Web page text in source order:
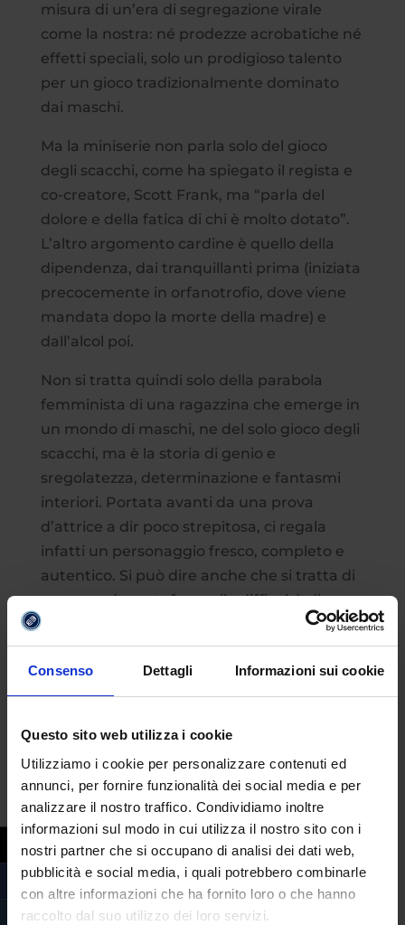
Consenso Dettagli Informazioni sui cookie
Questo sito web utilizza i cookie
Utilizziamo i cookie per personalizzare contenuti ed
annunci, per fornire funzionalità dei social media e per
analizzare il nostro traffico. Condividiamo inoltre
informazioni sul modo in cui utilizza il nostro sito con i
nostri partner che si occupano di analisi dei dati web,
pubblicità e social media, i quali potrebbero combinarle
con altre informazioni che ha fornito loro o che hanno
raccolto dal suo utilizzo dei loro servizi.
misura di un’era di segregazione virale
come la nostra: né prodezze acrobatiche né
effetti speciali, solo un prodigioso talento
per un gioco tradizionalmente dominato
dai maschi.
Ma la miniserie non parla solo del gioco
degli scacchi, come ha spiegato il regista e
co-creatore, Scott Frank, ma “parla del
dolore e della fatica di chi è molto dotato”.
L’altro argomento cardine è quello della
dipendenza, dai tranquillanti prima (iniziata
precocemente in orfanotrofio, dove viene
mandata dopo la morte della madre) e
dall’alcol poi.
Non si tratta quindi solo della parabola
femminista di una ragazzina che emerge in
un mondo di maschi, ne del solo gioco degli
scacchi, ma è la storia di genio e
sregolatezza, determinazione e fantasmi
interiori. Portata avanti da una prova
d’attrice a dir poco strepitosa, ci regala
infatti un personaggio fresco, completo e
autentico. Si può dire anche che si tratta di
una grande metafora sulla difficoltà di
crescere e diventare adulti, neanche una
persona geniale come Elisabeth Harmon
può salvarsi da sola!